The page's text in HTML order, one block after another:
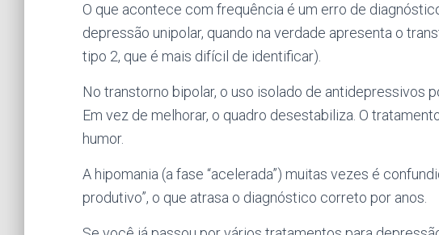
O que acontece com frequência é um erro de
depressão unipolar, quando na verdade apresenta o
tipo 2, que é mais difícil de identificar).
No transtorno bipolar, o uso isolado de antidepressivos
Em vez de melhorar, o quadro desestabiliza. O
humor.
A hipomania (a fase “acelerada”) muitas vezes é
produtivo”, o que atrasa o diagnóstico correto por anos.